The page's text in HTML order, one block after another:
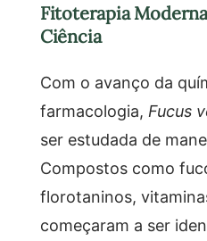
Fitoterapia
Ciência
Com o avanço da
farmacologia, Fucus
ser estudada de
Compostos como
florotaninos,
começaram a ser